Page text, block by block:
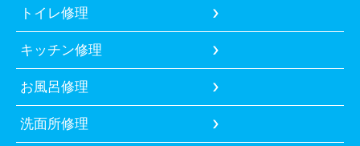
トイレ修理
キッチン修理
お風呂修理
洗面所修理